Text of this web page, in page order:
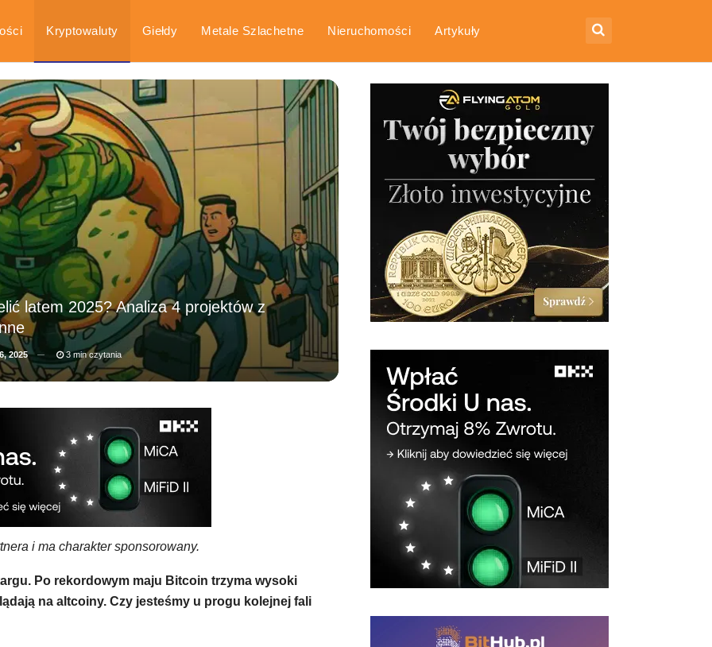
Kryptowaluty Giełdy Metale Szlachetne Nieruchomości Artykuły
Poradniki
latem 2025? Analiza 4 projektów z
2025 3 min czytania
i ma charakter sponsorowany.
Po rekordowym maju Bitcoin trzyma wysoki
na altcoiny. Czy jesteśmy u progu kolejnej fali